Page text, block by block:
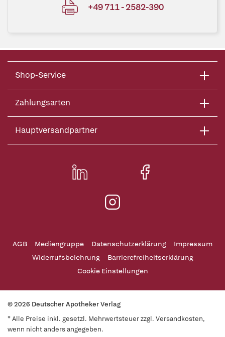
+49 711 - 2582-390
Shop-Service
Zahlungsarten
Hauptversandpartner
AGB Mediengruppe Datenschutzerklärung
Impressum
Widerrufsbelehrung
Barrierefreiheitserklärung
Cookie Einstellungen
© 2026 Deutscher Apotheker Verlag
* Alle Preise inkl. gesetzl. Mehrwertsteuer zzgl. Versandkosten,
wenn nicht anders angegeben.